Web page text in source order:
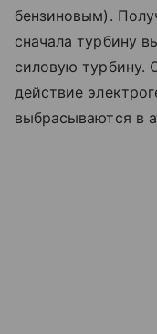
бензиновым).
сначала турбину
силовую турбину.
действие
выбрасываются в